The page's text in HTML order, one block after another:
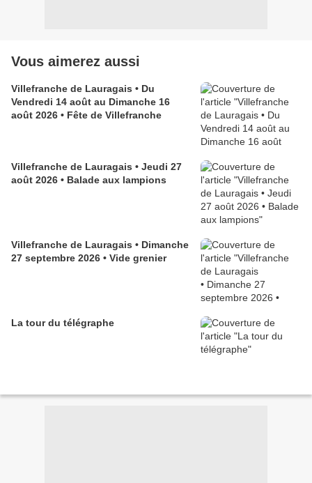
Vous aimerez aussi
Villefranche de Lauragais • Du
Vendredi 14 août au Dimanche 16
août 2026 • Fête de Villefranche
Villefranche de Lauragais • Jeudi 27
août 2026 • Balade aux lampions
Villefranche de Lauragais • Dimanche
27 septembre 2026 • Vide grenier
La tour du télégraphe